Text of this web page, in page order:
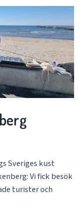
Sveriges kust
Vi fick besök
turister och